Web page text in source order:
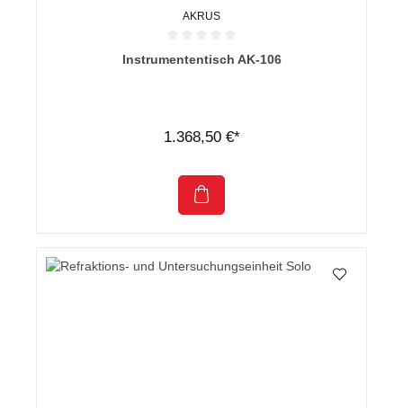
AKRUS
Durchschnittliche Bewertung von 0 von 5 Sternen
Instrumententisch AK-106
1.368,50 €*